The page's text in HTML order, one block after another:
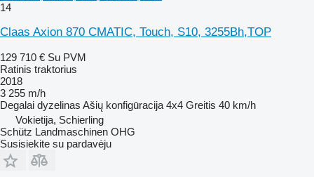
14
Claas Axion 870 CMATIC, Touch, S10, 3255Bh,TOP
129 710 € Su PVM
Ratinis traktorius
2018
3 255 m/h
Degalai dyzelinas Ašių konfigūracija 4x4 Greitis 40 km/h
Vokietija, Schierling
Schütz Landmaschinen OHG
Susisiekite su pardavėju